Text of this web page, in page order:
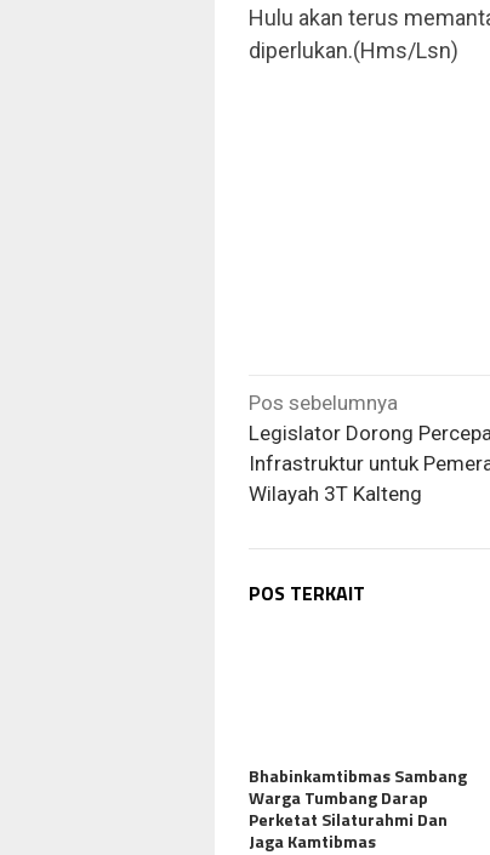
Hulu akan terus
diperlukan.(Hms/Lsn)
Navigasi
pos
Pos sebelumnya
Legislator Dorong
Infrastruktur untuk
Wilayah 3T Kalteng
POS TERKAIT
Bhabinkamtibmas Sambang
Warga Tumbang Darap
Perketat Silaturahmi Dan
Jaga Kamtibmas